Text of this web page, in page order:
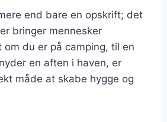
end bare en opskrift; det
bringer mennesker
om du er på camping, til en
en aften i haven, er
måde at skabe hygge og